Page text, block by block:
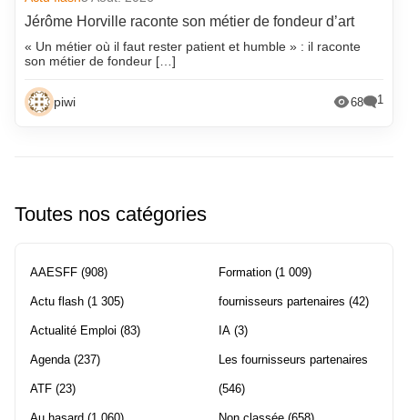
Jérôme Horville raconte son métier de fondeur d’art
« Un métier où il faut rester patient et humble » : il raconte
son métier de fondeur […]
piwi 68 1
Toutes nos catégories
AAESFF (908)
Actu flash (1 305)
Actualité Emploi (83)
Agenda (237)
ATF (23)
Formation (1 009)
fournisseurs partenaires (42)
IA (3)
Les fournisseurs partenaires
(546)